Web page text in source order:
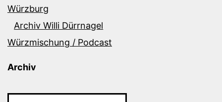
Würzburg
Archiv Willi Dürrnagel
Würzmischung / Podcast
Archiv